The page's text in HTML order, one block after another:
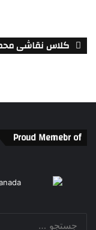
کلاس نقاشی
Proud Memebr of